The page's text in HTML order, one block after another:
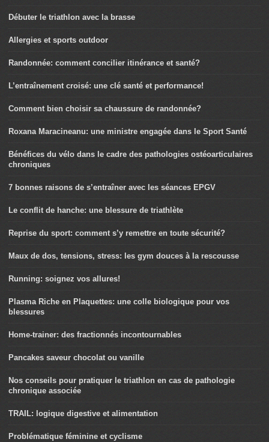
Débuter le triathlon avec la brasse
Allergies et sports outdoor
Randonnée: comment concilier itinérance et santé?
L’entraînement croisé: une clé santé et performance!
Comment bien choisir sa chaussure de randonnée?
Roxana Maracineanu: une ministre engagée dans le Sport Santé
Bénéfices du vélo dans le cadre des pathologies ostéoarticulaires
chroniques
7 bonnes raisons de s’entraîner avec les séances EPGV
Le conflit de hanche: une blessure de triathlète
Reprise du sport: comment s’y remettre en toute sécurité?
Maux de dos, tensions, stress: les gym douces à la rescousse
Running: soignez vos allures!
Plasma Riche en Plaquettes: une colle biologique pour vos
blessures
Home-trainer: des fractionnés incontournables
Pancakes saveur chocolat ou vanille
Nos conseils pour pratiquer le triathlon en cas de pathologie
chronique associée
TRAIL: logique digestive et alimentation
Problématique féminine et cyclisme